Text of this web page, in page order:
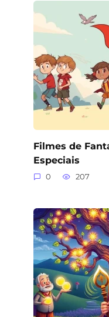
Filmes de
Especiais
0 207